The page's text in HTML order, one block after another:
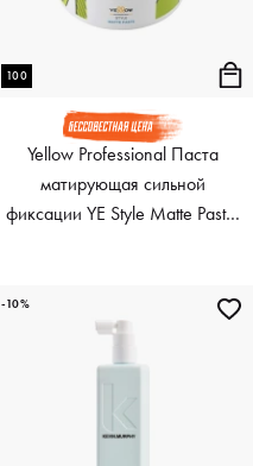
100
Yellow Professional Паста
матирующая сильной
фиксации YE Style Matte Paste,
-10%